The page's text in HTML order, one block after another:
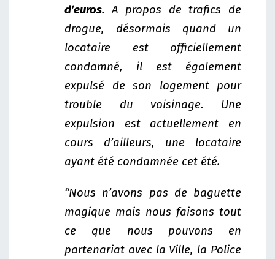
d’euros. A propos de trafics de
drogue, désormais quand un
locataire est officiellement
condamné, il est également
expulsé de son logement pour
trouble du voisinage. Une
expulsion est actuellement en
cours d’ailleurs, une locataire
ayant été condamnée cet été.
“Nous n’avons pas de baguette
magique mais nous faisons tout
ce que nous pouvons en
partenariat avec la Ville, la Police